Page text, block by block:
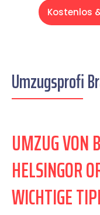
Kostenlos
Umzugsprofi
UMZUG VON
HELSINGOR
WICHTIGE